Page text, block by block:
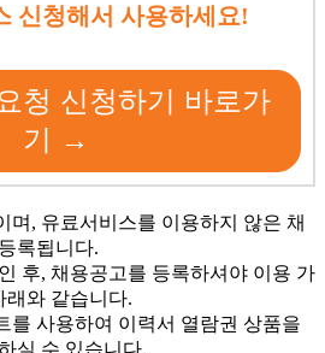
신청해서 사용하세요!
청 신청하기 바로가
기 →
며, 유료서비스를 이용하지 않은 채
록됩니다.
후, 채용공고를 등록하셔야 이용 가
래와 같습니다.
를 사용하여 이력서 열람권 상품을
실 수 있습니다.